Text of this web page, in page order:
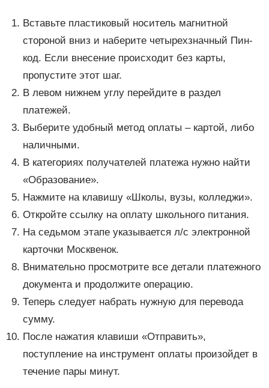
Вставьте пластиковый носитель магнитной
стороной вниз и наберите четырехзначный Пин-
код. Если внесение происходит без карты,
пропустите этот шаг.
В левом нижнем углу перейдите в раздел
платежей.
Выберите удобный метод оплаты – картой, либо
наличными.
В категориях получателей платежа нужно найти
«Образование».
Нажмите на клавишу «Школы, вузы, колледжи».
Откройте ссылку на оплату школьного питания.
На седьмом этапе указывается л/с электронной
карточки Москвенок.
Внимательно просмотрите все детали платежного
документа и продолжите операцию.
Теперь следует набрать нужную для перевода
сумму.
После нажатия клавиши «Отправить»,
поступление на инструмент оплаты произойдет в
течение пары минут.